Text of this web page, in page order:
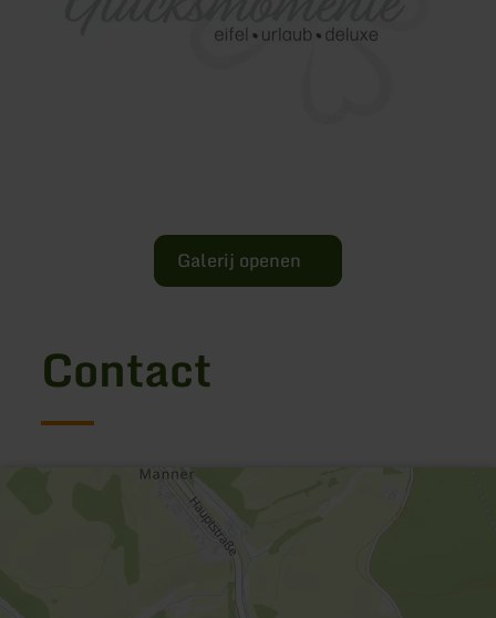
Galerij openen
Contact